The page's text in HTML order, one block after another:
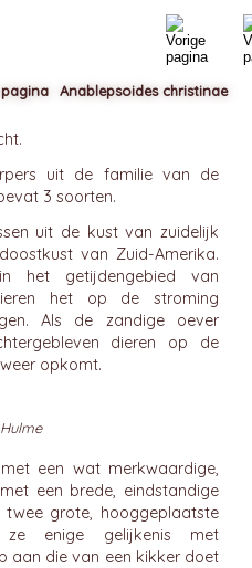
uit de familie van de
3 soorten.
uit de kust van zuidelijk
van Zuid-Amerika.
het getijdengebied van
het op de stroming
Als de zandige oever
dieren op de
opkomt.
een wat merkwaardige,
een brede, eindstandige
grote, hooggeplaatste
enige gelijkenis met
aan die van een kikker doet
Anablepsoides christinae